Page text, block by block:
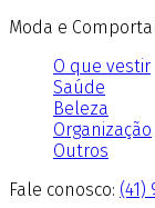
Moda e
O que vestir
Saúde
Beleza
Organização
Outros
Fale conosco: (41)